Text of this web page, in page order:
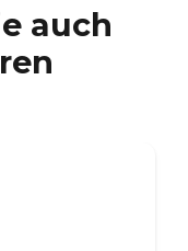
auch